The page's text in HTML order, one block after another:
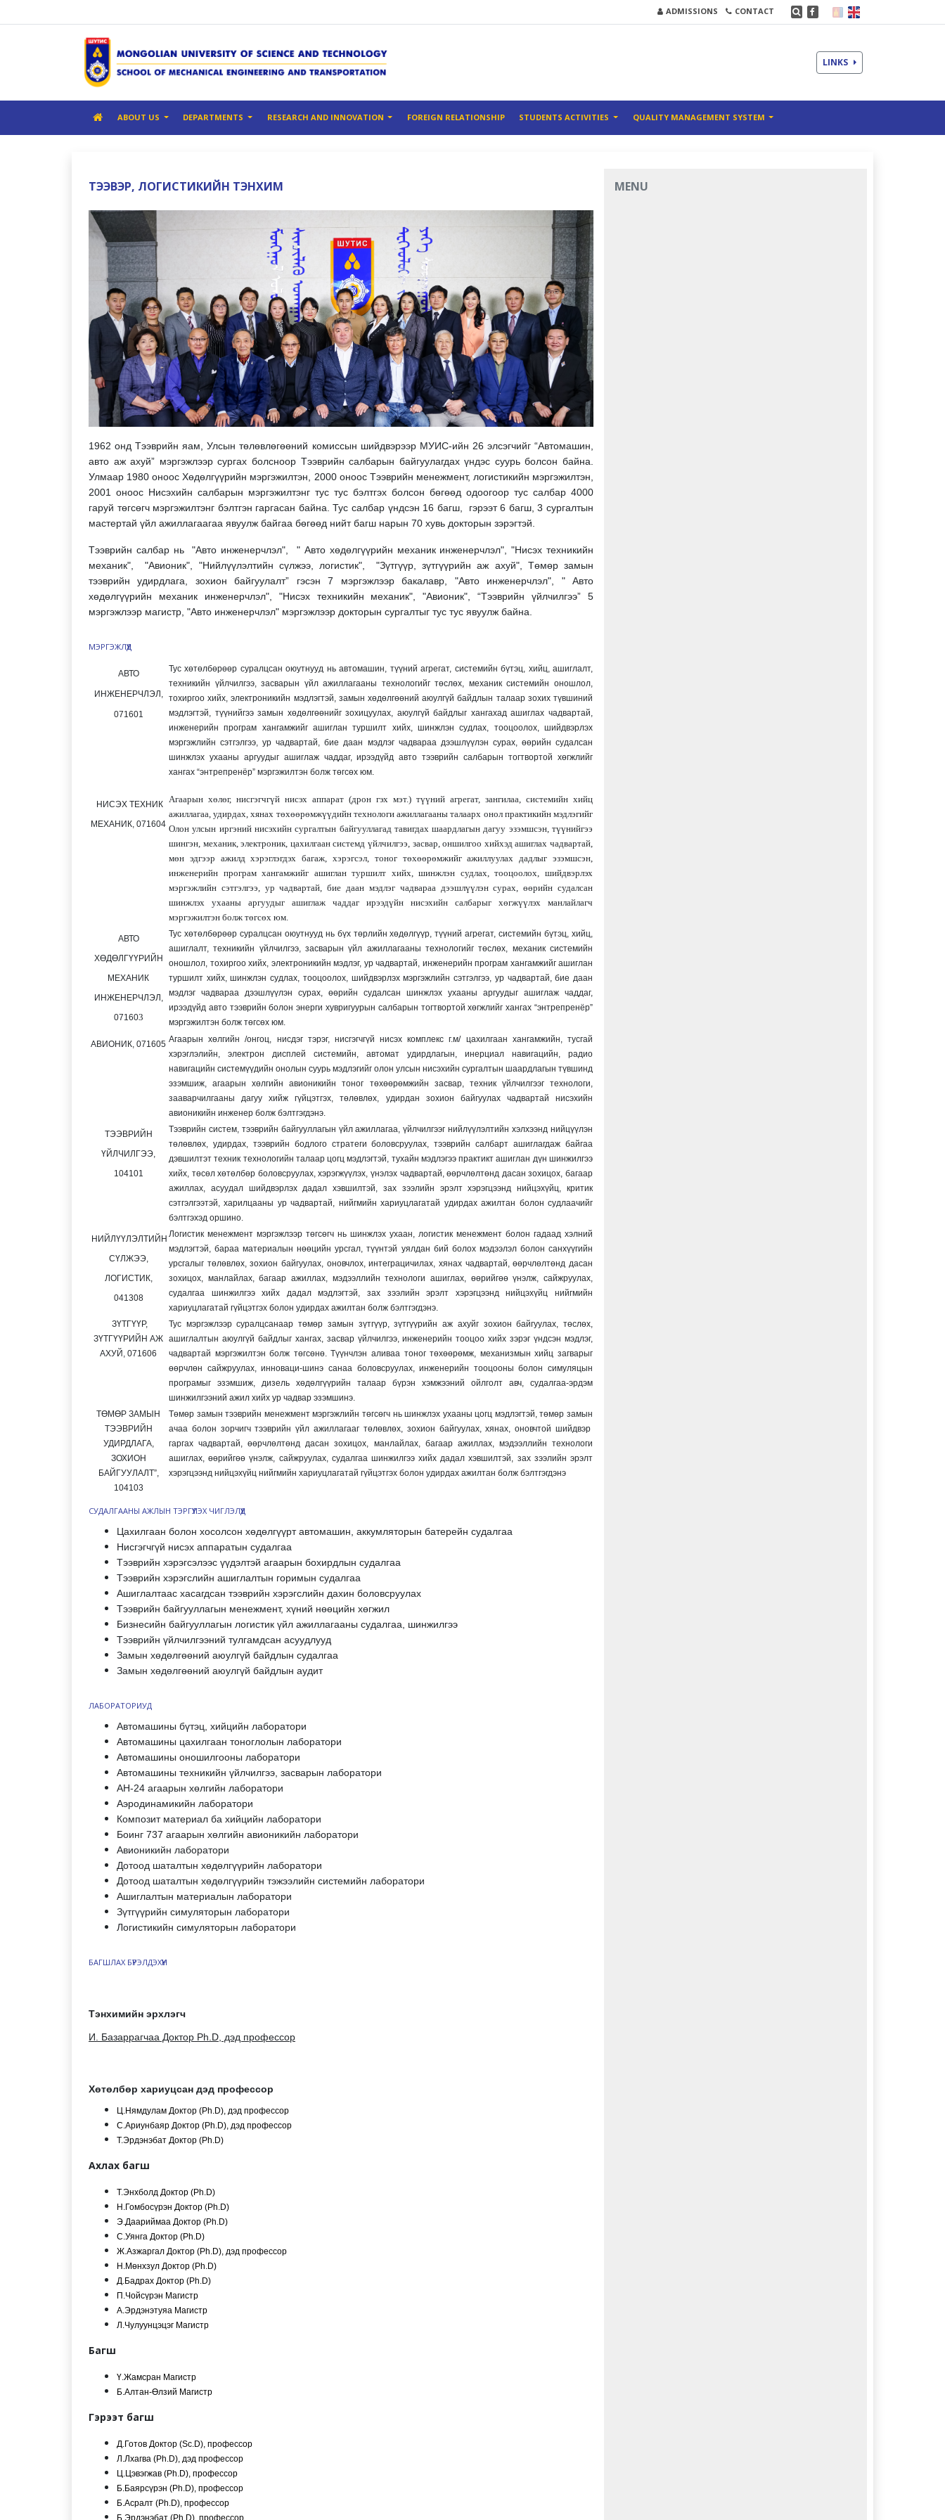
ADMISSIONS CONTACT
LINKS
ABOUT US DEPARTMENTS RESEARCH AND INNOVATION FOREIGN RELATIONSHIP STUDENTS ACTIVITIES QUALITY MANAGEMENT SYSTEM
ТЭЭВЭР, ЛОГИСТИКИЙН ТЭНХИМ
1962 онд Тээврийн яам, Улсын төлөвлөгөөний комиссын шийдвэрээр МУИС-ийн 26 элсэгчийг “Автомашин,
авто аж ахуй” мэргэжлээр сургах болсноор Тээврийн салбарын байгуулагдах үндэс суурь болсон байна.
Улмаар 1980 оноос Хөдөлгүүрийн мэргэжилтэн, 2000 оноос Тээврийн менежмент, логистикийн мэргэжилтэн,
2001 оноос Нисэхийн салбарын мэргэжилтэнг тус тус бэлтгэх болсон бөгөөд одоогоор тус салбар 4000
гаруй төгсөгч мэргэжилтэнг бэлтгэн гаргасан байна.Тус салбар үндсэн 16 багш, гэрээт 6 багш, 3 сургалтын
мастертай үйл ажиллагаагаа явуулж байгаа бөгөөд нийт багш нарын 70 хувь докторын зэрэгтэй.
Тээврийн салбар нь "Авто инженерчлэл",
" Авто хөдөлгүүрийн механик инженерчлэл", "Нисэх техникийн
механик", "Авиoник", "Нийлүүлэлтийн сүлжээ, логистик", "Зүтгүүр, зүтгүүрийн аж ахуй", Төмөр замын
тээврийн удирдлага, зохион байгуулалт” гэсэн 7 мэргэжлээр бакалавр, "Авто инженерчлэл", " Авто
хөдөлгүүрийн механик инженерчлэл", "Нисэх техникийн механик", "Авиoник", “Тээврийн үйлчилгээ” 5
мэргэжлээр магистр, "Авто инженерчлэл" мэргэжлээр докторын сургалтыг тус тус явуулж байна.
МЭРГЭЖЛҮҮД
АВТО
ИНЖЕНЕРЧЛЭЛ,
071601
Тус хөтөлбөрөөр суралцсан оюутнууд нь автомашин, түүний агрегат, системийн бүтэц, хийц, ашиглалт,
техникийн үйлчилгээ, засварын үйл ажиллагааны технологийг төслөх, механик системийн оношлол,
тохиргоо хийх, электроникийн мэдлэгтэй, замын хөдөлгөөний аюулгүй байдлын талаар зохих түвшиний
мэдлэгтэй, түүнийгээ замын хөдөлгөөнийг зохицуулах, аюулгүй байдлыг хангахад ашиглах чадвартай,
инженерийн програм хангамжийг ашиглан туршилт хийх, шинжлэн судлах, тооцоолох, шийдвэрлэх
мэргэжлийн сэтгэлгээ, ур чадвартай, бие даан мэдлэг чадвараа дээшлүүлэн сурах, өөрийн судалсан
шинжлэх ухааны аргуудыг ашиглаж чаддаг, ирээдүйд авто тээврийн салбарын тогтвортой хөгжлийг
хангах “энтрепренёр” мэргэжилтэн болж төгсөх юм.
НИСЭХ ТЕХНИК
МЕХАНИК, 071604
Агаарын хөлөг, нисгэгчгүй нисэх аппарат (дрон гэх мэт.) түүний агрегат, зангилаа, системийн хийц
ажиллагаа, удирдах, хянах төхөөрөмжүүдийн технологи ажиллагааны талаарх онол практикийн мэдлэгийг
Олон улсын иргэний нисэхийн сургалтын байгууллагад тавигдах шаардлагын дагуу эзэмшсэн, түүнийгээ
шингэн, механик, электроник, цахилгаан системд үйлчилгээ, засвар, оншилгоо хийхэд ашиглах чадвартай,
мөн эдгээр ажилд хэрэглэгдэх багаж, хэрэгсэл, тоног төхөөрөмжийг ажиллуулах дадлыг эзэмшсэн,
инженерийн програм хангамжийг ашиглан туршилт хийх, шинжлэн судлах, тооцоолох, шийдвэрлэх
мэргэжлийн сэтгэлгээ, ур чадвартай, бие даан мэдлэг чадвараа дээшлүүлэн сурах, өөрийн судалсан
шинжлэх ухааны аргуудыг ашиглаж чаддаг ирээдүйн нисэхийн салбарыг хөгжүүлэх манлайлагч
мэргэжилтэн болж төгсөх юм.
АВТО
ХӨДӨЛГҮҮРИЙН
МЕХАНИК
ИНЖЕНЕРЧЛЭЛ,
071603
Тус хөтөлбөрөөр суралцсан оюутнууд нь бүх төрлийн хөдөлгүүр, түүний агрегат, системийн бүтэц, хийц,
ашиглалт, техникийн үйлчилгээ, засварын үйл ажиллагааны технологийг төслөх, механик системийн
оношлол, тохиргоо хийх, электроникийн мэдлэг, ур чадвартай, инженерийн програм хангамжийг ашиглан
туршилт хийх, шинжлэн судлах, тооцоолох, шийдвэрлэх мэргэжлийн сэтгэлгээ, ур чадвартай, бие даан
мэдлэг чадвараа дээшлүүлэн сурах, өөрийн судалсан шинжлэх ухааны аргуудыг ашиглаж чаддаг,
ирээдүйд авто тээврийн болон энерги хувригуурын салбарын тогтвортой хөгжлийг хангах “энтрепренёр”
мэргэжилтэн болж төгсөх юм.
АВИОНИК, 071605 Агаарын хөлгийн /онгоц, нисдэг тэрэг, нисгэгчгүй нисэх комплекс г.м/ цахилгаан хангамжийн, тусгай
хэрэглэлийн, электрон дисплей системийн, автомат удирдлагын, инерциал навигацийн, радио
навигацийн системүүдийн онолын суурь мэдлэгийг олон улсын нисэхийн сургалтын шаардлагын түвшинд
эзэмшиж, агаарын хөлгийн авионикийн тоног төхөөрөмжийн засвар, техник үйлчилгээг технологи,
зааварчилгааны дагуу хийж гүйцэтгэх, төлөвлөх, удирдан зохион байгуулах чадвартай нисэхийн
авионикийн инженер болж бэлтгэгдэнэ.
ТЭЭВРИЙН
ҮЙЛЧИЛГЭЭ,
104101
Тээврийн систем, тээврийн байгууллагын үйл ажиллагаа, үйлчилгээг нийлүүлэлтийн хэлхээнд нийцүүлэн
төлөвлөх, удирдах, тээврийн бодлого стратеги боловсруулах, тээврийн салбарт ашиглагдаж байгаа
дэвшилтэт техник технологийн талаар цогц мэдлэгтэй, тухайн мэдлэгээ практикт ашиглан дүн шинжилгээ
хийх, төсөл хөтөлбөр боловсруулах, хэрэгжүүлэх, үнэлэх чадвартай, өөрчлөлтөнд дасан зохицох, багаар
ажиллах, асуудал шийдвэрлэх дадал хэвшилтэй, зах зээлийн эрэлт хэрэгцээнд нийцэхүйц, критик
сэтгэлгээтэй, харилцааны ур чадвартай, нийгмийн хариуцлагатай удирдах ажилтан болон судлаачийг
бэлтгэхэд оршино.
НИЙЛҮҮЛЭЛТИЙН
СҮЛЖЭЭ,
ЛОГИСТИК,
041308
Логистик менежмент мэргэжлээр төгсөгч нь шинжлэх ухаан, логистик менежмент болон гадаад хэлний
мэдлэгтэй, бараа материалын нөөцийн урсгал, түүнтэй уялдан бий болох мэдээлэл болон санхүүгийн
урсгалыг төлөвлөх, зохион байгуулах, оновчлох, интеграцичилах, хянах чадвартай, өөрчлөлтөнд дасан
зохицох, манлайлах, багаар ажиллах, мэдээллийн технологи ашиглах, өөрийгөө үнэлж, сайжруулах,
судалгаа шинжилгээ хийх дадал мэдлэгтэй, зах зээлийн эрэлт хэрэгцээнд нийцэхүйц нийгмийн
хариуцлагатай гүйцэтгэх болон удирдах ажилтан болж бэлтгэгдэнэ.
ЗҮТГҮҮР,
ЗҮТГҮҮРИЙН АЖ
АХУЙ, 071606
Тус мэргэжлээр суралцсанаар төмөр замын зүтгүүр, зүтгүүрийн аж ахуйг зохион байгуулах, төслөх,
ашиглалтын аюулгүй байдлыг хангах, засвар үйлчилгээ, инженерийн тооцоо хийх зэрэг үндсэн мэдлэг,
чадвартай мэргэжилтэн болж төгсөнө. Түүнчлэн аливаа тоног төхөөрөмж, механизмын хийц загварыг
өөрчлөн сайжруулах, инноваци-шинэ санаа боловсруулах, инженерийн тооцооны болон симуляцын
програмыг эзэмшиж, дизель хөдөлгүүрийн талаар бүрэн хэмжээний ойлголт авч, судалгаа-эрдэм
шинжилгээний ажил хийх ур чадвар эзэмшинэ.
ТӨМӨР ЗАМЫН
ТЭЭВРИЙН
УДИРДЛАГА,
ЗОХИОН
БАЙГУУЛАЛТ”,
104103
Төмөр замын тээврийн менежмент мэргэжлийн төгсөгч нь шинжлэх ухааны цогц мэдлэгтэй, төмөр замын
ачаа болон зорчигч тээврийн үйл ажиллагааг төлөвлөх, зохион байгуулах, хянах, оновчтой шийдвэр
гаргах чадвартай, өөрчлөлтөнд дасан зохицох, манлайлах, багаар ажиллах, мэдээллийн технологи
ашиглах, өөрийгөө үнэлж, сайжруулах, судалгаа шинжилгээ хийх дадал хэвшилтэй, зах зээлийн эрэлт
хэрэгцээнд нийцэхүйц нийгмийн хариуцлагатай гүйцэтгэх болон удирдах ажилтан болж бэлтгэгдэнэ
СУДАЛГААНЫ АЖЛЫН ТЭРГҮҮЛЭХ ЧИГЛЭЛҮҮД
Цахилгаан болон хосолсон хөдөлгүүрт автомашин, аккумляторын батерейн судалгаа
Нисгэгчгүй нисэх аппаратын судалгаа
Тээврийн хэрэгсэлээс үүдэлтэй агаарын бохирдлын судалгаа
Тээврийн хэрэгслийн ашиглалтын горимын судалгаа
Ашиглалтаас хасагдсан тээврийн хэрэгслийн дахин боловсруулах
Тээврийн байгууллагын менежмент, хүний нөөцийн хөгжил
Бизнесийн байгууллагын логистик үйл ажиллагааны судалгаа, шинжилгээ
Тээврийн үйлчилгээний тулгамдсан асуудлууд
Замын хөдөлгөөний аюулгүй байдлын судалгаа
Замын хөдөлгөөний аюулгүй байдлын аудит
ЛАБОРАТОРИУД
Автомашины бүтэц, хийцийн лаборатори
Автомашины цахилгаан тоноглолын лаборатори
Автомашины оношилгооны лаборатори
Автомашины техникийн үйлчилгээ, засварын лаборатори
АН-24 агаарын хөлгийн лаборатори
Аэродинамикийн лаборатори
Композит материал ба хийцийн лаборатори
Боинг 737 агаарын хөлгийн авионикийн лаборатори
Авионикийн лаборатори
Дотоод шаталтын хөдөлгүүрийн лаборатори
Дотоод шаталтын хөдөлгүүрийн тэжээлийн системийн лаборатори
Ашиглалтын материалын лаборатори
Зүтгүүрийн симуляторын лаборатори
Логистикийн симуляторын лаборатори
БАГШЛАХ БҮРЭЛДЭХҮҮН
Тэнхимийн эрхлэгч
И. Базаррагчаа Доктор Ph.D, дэд профессор
Хөтөлбөр хариуцсан дэд профессор
Ц.Нямдулам Доктор (Ph.D), дэд профессор
С.Ариунбаяр Доктор (Ph.D), дэд профессор
Т.Эрдэнэбат Доктор (Ph.D)
Ахлах багш
Т.Энхболд Доктор (Ph.D)
Н.Гомбосүрэн Доктор (Ph.D)
Э.Даариймаа Доктор (Ph.D)
С.Уянга Доктор (Ph.D)
Ж.Азжаргал Доктор (Ph.D), дэд профессор
Н.Мөнхзул Доктор (Ph.D)
Д.Бадрах Доктор (Ph.D)
П.Чойсүрэн Магистр
А.Эрдэнэтуяа Магистр
Л.Чулуунцэцэг Магистр
Багш
Ү.Жамсран Магистр
Б.Алтан-Өлзий Магистр
Гэрээт багш
Д.Готов Доктор (Sc.D), профессор
Л.Лхагва (Ph.D), дэд профессор
Ц.Цэвэгжав (Ph.D), профессор
Б.Баярсүрэн (Ph.D), профессор
Б.Асралт (Ph.D), профессор
MENU